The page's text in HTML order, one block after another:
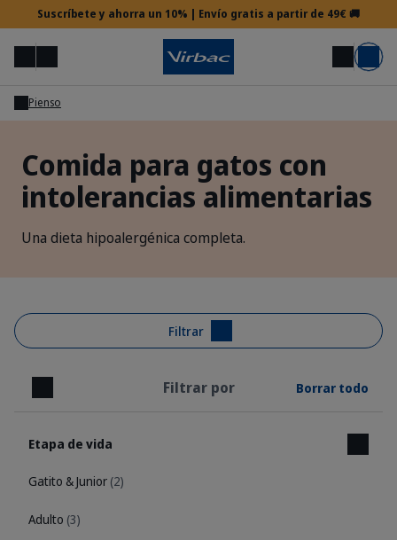
Suscríbete y ahorra un 10% | Envío gratis a partir de 49€ 🚚
MenúBuscar Mi cuenta Carrito
¿Necesitas ayuda?
Pienso
Comida para gatos con
intolerancias alimentarias
Una dieta hipoalergénica completa.
Filtrar
Cerrar Filtrar por Borrar todo
Etapa de vida
Gatito & Junior (2)
Adulto (3)